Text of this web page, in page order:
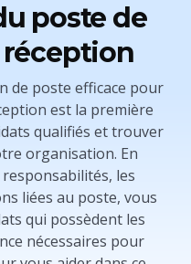
poste de
réception
de poste efficace pour
est la première
qualifiés et trouver
organisation. En
les
liées au poste, vous
qui possèdent les
nécessaires pour